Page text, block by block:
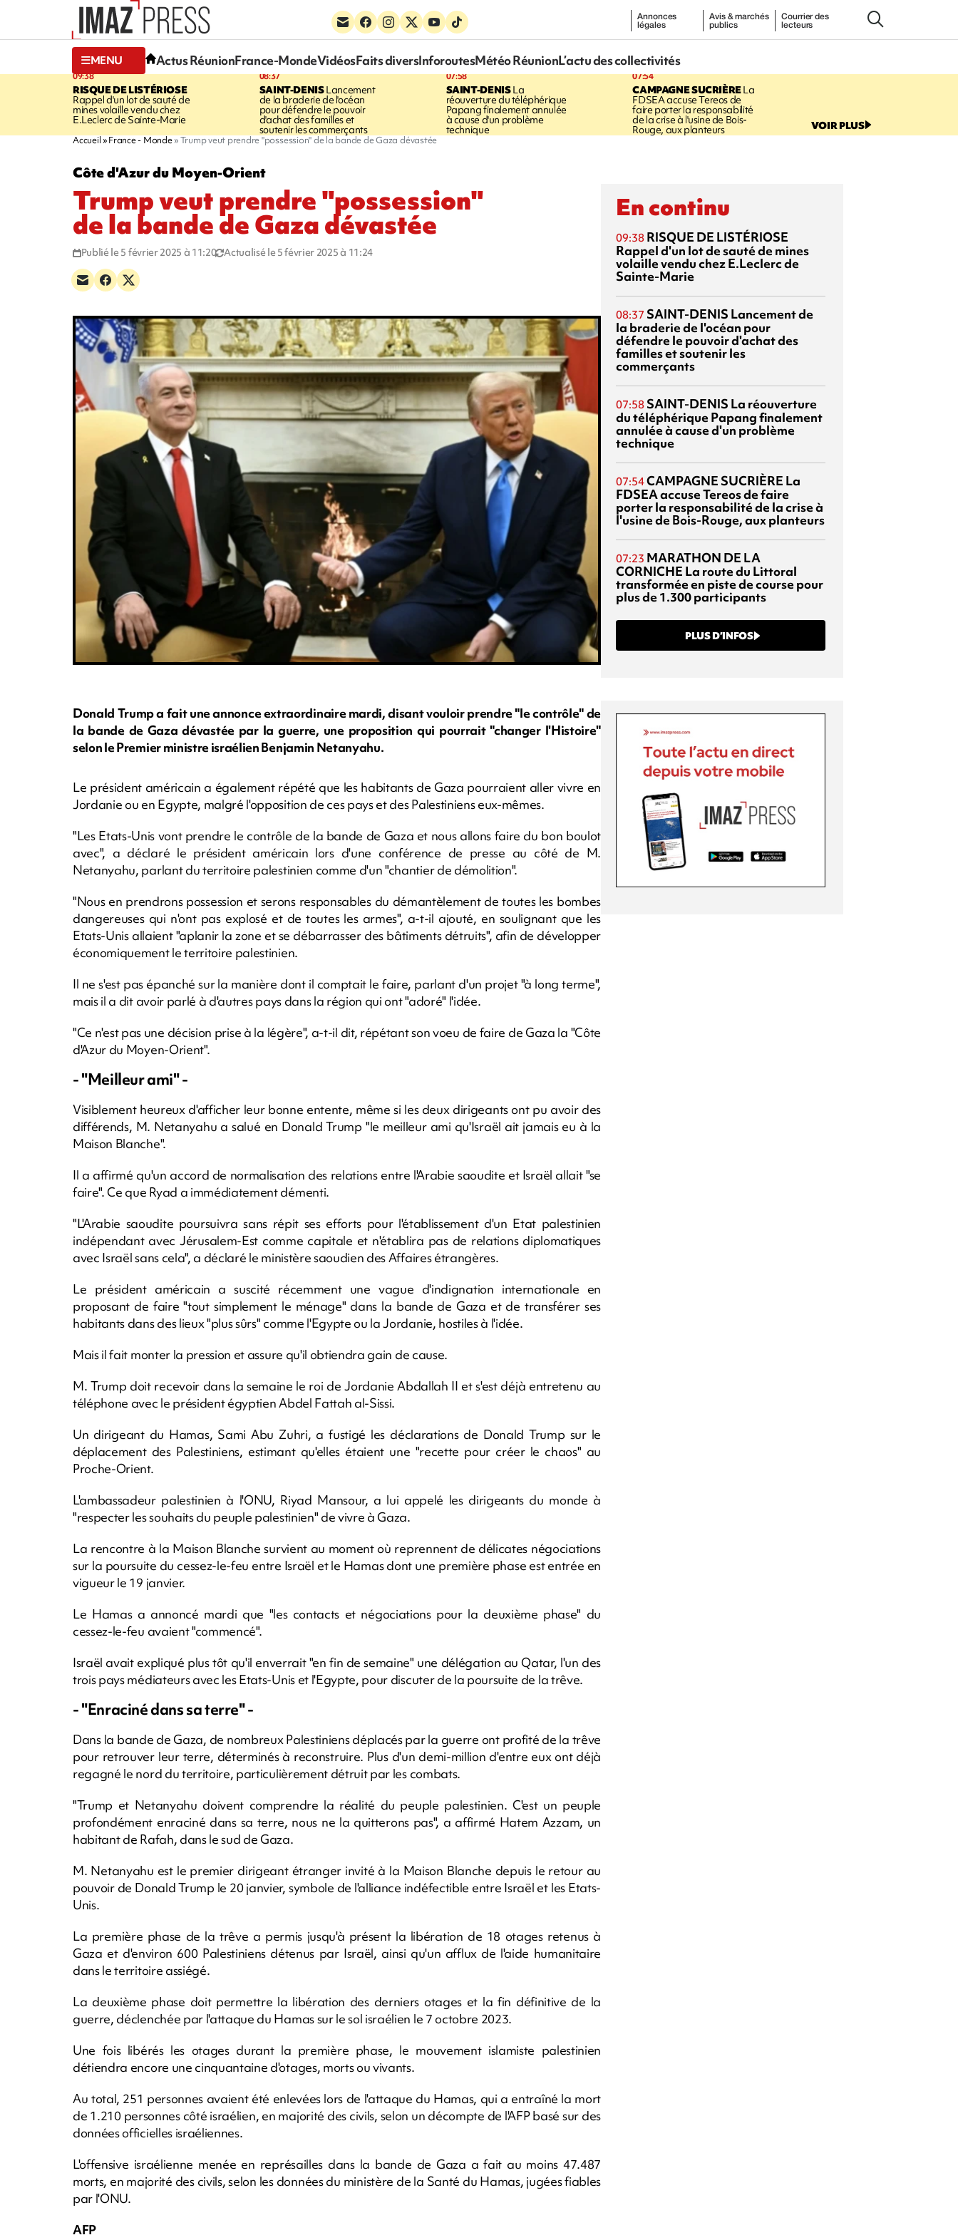
Annonces
légales
Avis & marchés
publics
Courrier des
lecteurs
MENU Actus RéunionFrance-MondeVidéosFaits diversInforoutesMétéo RéunionL’actu des collectivités
09:38
RISQUE DE LISTÉRIOSE
Rappel d'un lot de sauté de
mines volaille vendu chez
E.Leclerc de Sainte-Marie
08:37
SAINT-DENISLancement
de la braderie de l'océan
pour défendre le pouvoir
d'achat des familles et
soutenir les commerçants
07:58
SAINT-DENISLa
réouverture du téléphérique
Papang finalement annulée
à cause d'un problème
technique
07:54
CAMPAGNE SUCRIÈRELa
FDSEA accuse Tereos de
faire porter la responsabilité
de la crise à l'usine de Bois-
Rouge, aux planteurs VOIR PLUS
Accueil France - Monde Trump veut prendre "possession" de la bande de Gaza dévastée
Côte d'Azur du Moyen-Orient
Trump veut prendre "possession"
de la bande de Gaza dévastée
Publié le 5 février 2025 à 11:20 Actualisé le 5 février 2025 à 11:24
Donald Trump a fait une annonce extraordinaire mardi, disant vouloir prendre "le contrôle" de
la bande de Gaza dévastée par la guerre, une proposition qui pourrait "changer l'Histoire"
selon le Premier ministre israélien Benjamin Netanyahu.
Le président américain a également répété que les habitants de Gaza pourraient aller vivre en
Jordanie ou en Egypte, malgré l'opposition de ces pays et des Palestiniens eux-mêmes.
"Les Etats-Unis vont prendre le contrôle de la bande de Gaza et nous allons faire du bon boulot
avec", a déclaré le président américain lors d'une conférence de presse au côté de M.
Netanyahu, parlant du territoire palestinien comme d'un "chantier de démolition".
"Nous en prendrons possession et serons responsables du démantèlement de toutes les bombes
dangereuses qui n'ont pas explosé et de toutes les armes", a-t-il ajouté, en soulignant que les
Etats-Unis allaient "aplanir la zone et se débarrasser des bâtiments détruits", afin de développer
économiquement le territoire palestinien.
Il ne s'est pas épanché sur la manière dont il comptait le faire, parlant d'un projet "à long terme",
mais il a dit avoir parlé à d'autres pays dans la région qui ont "adoré" l'idée.
"Ce n'est pas une décision prise à la légère", a-t-il dit, répétant son voeu de faire de Gaza la "Côte
d'Azur du Moyen-Orient".
- "Meilleur ami" -
Visiblement heureux d'afficher leur bonne entente, même si les deux dirigeants ont pu avoir des
différends, M. Netanyahu a salué en Donald Trump "le meilleur ami qu'Israël ait jamais eu à la
Maison Blanche".
Il a affirmé qu'un accord de normalisation des relations entre l'Arabie saoudite et Israël allait "se
faire". Ce que Ryad a immédiatement démenti.
"L'Arabie saoudite poursuivra sans répit ses efforts pour l'établissement d'un Etat palestinien
indépendant avec Jérusalem-Est comme capitale et n'établira pas de relations diplomatiques
avec Israël sans cela", a déclaré le ministère saoudien des Affaires étrangères.
Le président américain a suscité récemment une vague d'indignation internationale en
proposant de faire "tout simplement le ménage" dans la bande de Gaza et de transférer ses
habitants dans des lieux "plus sûrs" comme l'Egypte ou la Jordanie, hostiles à l'idée.
Mais il fait monter la pression et assure qu'il obtiendra gain de cause.
M. Trump doit recevoir dans la semaine le roi de Jordanie Abdallah II et s'est déjà entretenu au
téléphone avec le président égyptien Abdel Fattah al-Sissi.
Un dirigeant du Hamas, Sami Abu Zuhri, a fustigé les déclarations de Donald Trump sur le
déplacement des Palestiniens, estimant qu'elles étaient une "recette pour créer le chaos" au
Proche-Orient.
L'ambassadeur palestinien à l'ONU, Riyad Mansour, a lui appelé les dirigeants du monde à
"respecter les souhaits du peuple palestinien" de vivre à Gaza.
La rencontre à la Maison Blanche survient au moment où reprennent de délicates négociations
sur la poursuite du cessez-le-feu entre Israël et le Hamas dont une première phase est entrée en
vigueur le 19 janvier.
Le Hamas a annoncé mardi que "les contacts et négociations pour la deuxième phase" du
cessez-le-feu avaient "commencé".
Israël avait expliqué plus tôt qu'il enverrait "en fin de semaine" une délégation au Qatar, l'un des
trois pays médiateurs avec les Etats-Unis et l'Egypte, pour discuter de la poursuite de la trêve.
- "Enraciné dans sa terre" -
Dans la bande de Gaza, de nombreux Palestiniens déplacés par la guerre ont profité de la trêve
pour retrouver leur terre, déterminés à reconstruire. Plus d'un demi-million d'entre eux ont déjà
regagné le nord du territoire, particulièrement détruit par les combats.
"Trump et Netanyahu doivent comprendre la réalité du peuple palestinien. C'est un peuple
profondément enraciné dans sa terre, nous ne la quitterons pas", a affirmé Hatem Azzam, un
habitant de Rafah, dans le sud de Gaza.
M. Netanyahu est le premier dirigeant étranger invité à la Maison Blanche depuis le retour au
pouvoir de Donald Trump le 20 janvier, symbole de l'alliance indéfectible entre Israël et les Etats-
Unis.
La première phase de la trêve a permis jusqu'à présent la libération de 18 otages retenus à
Gaza et d'environ 600 Palestiniens détenus par Israël, ainsi qu'un afflux de l'aide humanitaire
dans le territoire assiégé.
La deuxième phase doit permettre la libération des derniers otages et la fin définitive de la
guerre, déclenchée par l'attaque du Hamas sur le sol israélien le 7 octobre 2023.
Une fois libérés les otages durant la première phase, le mouvement islamiste palestinien
détiendra encore une cinquantaine d'otages, morts ou vivants.
Au total, 251 personnes avaient été enlevées lors de l'attaque du Hamas, qui a entraîné la mort
de 1.210 personnes côté israélien, en majorité des civils, selon un décompte de l'AFP basé sur des
données officielles israéliennes.
L'offensive israélienne menée en représailles dans la bande de Gaza a fait au moins 47.487
morts, en majorité des civils, selon les données du ministère de la Santé du Hamas, jugées fiables
par l'ONU.
AFP
En continu
09:38 RISQUE DE LISTÉRIOSE
Rappel d'un lot de sauté de mines
volaille vendu chez E.Leclerc de
Sainte-Marie
08:37 SAINT-DENIS Lancement de
la braderie de l'océan pour
défendre le pouvoir d'achat des
familles et soutenir les
commerçants
07:58 SAINT-DENIS La réouverture
du téléphérique Papang finalement
annulée à cause d'un problème
technique
07:54CAMPAGNE SUCRIÈRE La
FDSEA accuse Tereos de faire
porter la responsabilité de la crise à
l'usine de Bois-Rouge, aux planteurs
07:23 MARATHON DE LA
CORNICHE La route du Littoral
transformée en piste de course pour
plus de 1.300 participants
PLUS D’INFOS